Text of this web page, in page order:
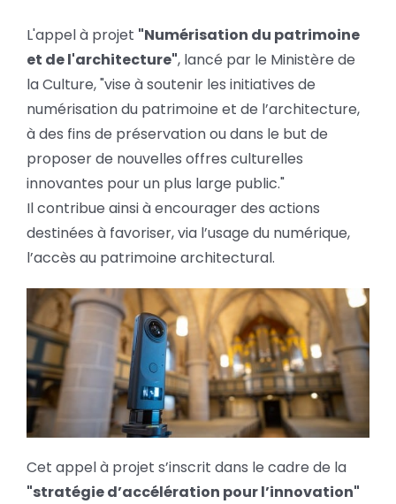
SOCIETE
Rechercher:
L'appel à projet "Numérisation du patrimoine
et de l'architecture", lancé par le Ministère de
la Culture, "vise à soutenir les initiatives de
numérisation du patrimoine et de l’architecture,
à des fins de préservation ou dans le but de
proposer de nouvelles offres culturelles
innovantes pour un plus large public."
Il contribue ainsi à encourager des actions
destinées à favoriser, via l’usage du numérique,
l’accès au patrimoine architectural.
Cet appel à projet s’inscrit dans le cadre de la
"stratégie d’accélération pour l’innovation"